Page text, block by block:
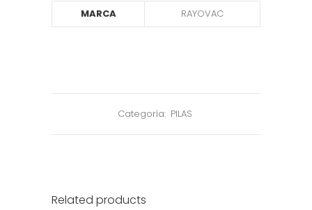
MARCA RAYOVAC
Categoría: PILAS
Related products